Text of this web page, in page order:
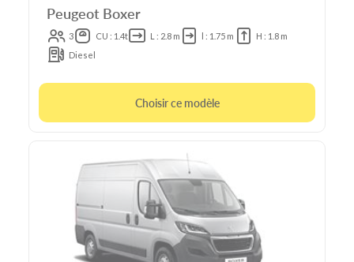
Peugeot Boxer
3 CU : 1.4t L : 2.8 m l : 1.75 m
H : 1.8 m
Diesel
Choisir ce modèle